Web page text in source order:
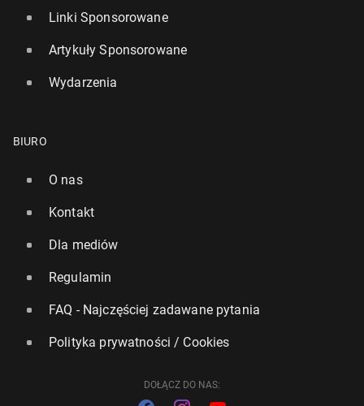
unijne prze­pi­sy
27 stycznia, 15:00
Linki Sponsorowane
Artykuły Sponsorowane
Wydarzenia
BIURO
O nas
Kontakt
Dla mediów
Regulamin
FAQ - Najczęściej zadawane pytania
Polityka prywatności / Cookies
DOŁĄCZ DO NAS: